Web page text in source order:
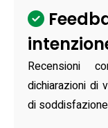
Recensioni
dichiarazioni di
di